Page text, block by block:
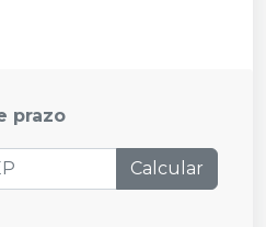
prazo
Calcular